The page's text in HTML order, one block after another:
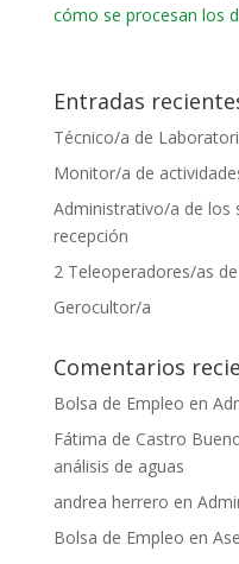
cómo se procesan los
Entradas
Técnico/a de
Monitor/a de
Administrativo/a de los
recepción
2 Teleoperadores/as
Gerocultor/a
Comentarios
Bolsa de Empleo en
Fátima de Castro
análisis de aguas
andrea herrero en
Bolsa de Empleo en